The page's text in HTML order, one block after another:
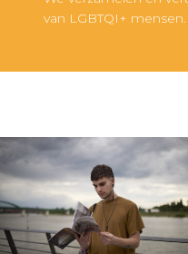
van LGBTQI+ mensen.